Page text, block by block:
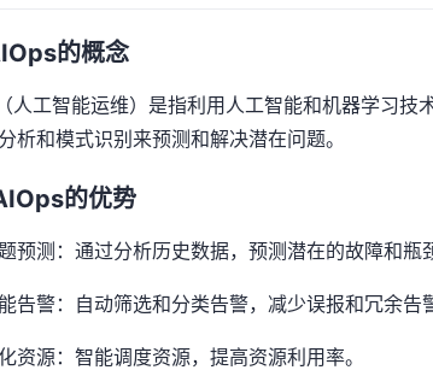
的概念
人工智能运维）是指利用人工智能和机器学习技
析和模式识别来预测和解决潜在问题。
的优势
预测：通过分析历史数据，预测潜在的故障和瓶
告警：自动筛选和分类告警，减少误报和冗余告
资源：智能调度资源，提高资源利用率。